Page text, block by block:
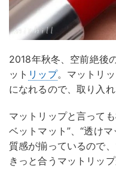
2018年秋冬、空前絶後
ット リップ。マットリ
になれるので、取り入
マットリップと言って
ベットマット”、“透け
質感が揃っているので
きっと合うマットリップ